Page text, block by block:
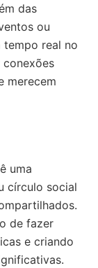
das
ou
real no
conexões
merecem
uma
círculo social
de fazer
e criando